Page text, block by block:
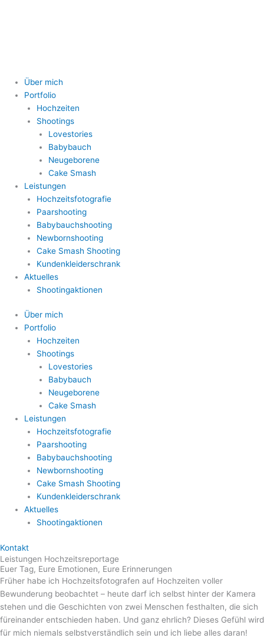
Über mich
Portfolio
Hochzeiten
Shootings
Lovestories
Babybauch
Neugeborene
Cake Smash
Leistungen
Hochzeitsfotografie
Paarshooting
Babybauchshooting
Newbornshooting
Cake Smash Shooting
Kundenkleiderschrank
Aktuelles
Shootingaktionen
Über mich
Portfolio
Hochzeiten
Shootings
Lovestories
Babybauch
Neugeborene
Cake Smash
Leistungen
Hochzeitsfotografie
Paarshooting
Babybauchshooting
Newbornshooting
Cake Smash Shooting
Kundenkleiderschrank
Aktuelles
Shootingaktionen
Kontakt
Leistungen Hochzeitsreportage
Euer Tag, Eure Emotionen, Eure Erinnerungen
Früher habe ich Hochzeitsfotografen auf Hochzeiten voller
Bewunderung beobachtet – heute darf ich selbst hinter der Kamera
stehen und die Geschichten von zwei Menschen festhalten, die sich
füreinander entschieden haben. Und ganz ehrlich? Dieses Gefühl wird
für mich niemals selbstverständlich sein und ich liebe alles daran!